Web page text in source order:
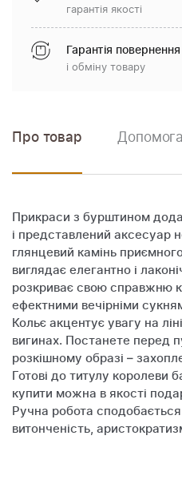
гарантія якості
Гарантія повернення
і обміну товару
Про товар Допомога
Прикраси з бурштином
і представлений аксесуар
глянцевий камінь
виглядає елегантно і
розкриває свою справжню
ефектними вечірніми
Кольє акцентує увагу на
вигинах. Постанете перед
розкішному образі –
Готові до титулу
купити можна в якості
Ручна робота
витонченість,